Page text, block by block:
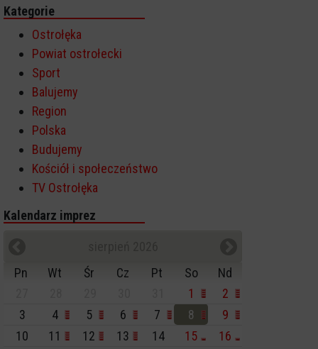
Kategorie
Ostrołęka
Powiat ostrołecki
Sport
Balujemy
Region
Polska
Budujemy
Kościół i społeczeństwo
TV Ostrołęka
Kalendarz imprez
Pn
Wt Śr Cz Pt So
Nd
1
2
3
4 5 6 7 8
9
10
11 12 13 14 15
16